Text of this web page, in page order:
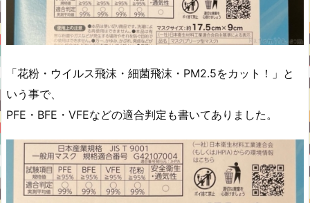
「花粉・ウイルス飛沫・細菌飛沫・PM2.5をカット！」と
いう事で、
PFE・BFE・VFEなどの適合判定も書いてありました。